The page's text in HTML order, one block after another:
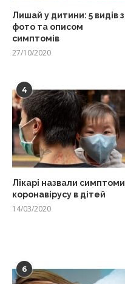
Лишай у дитини: 5 видів з
фото та описом
симптомів
27/10/2020
4
Лікарі назвали симптоми
коронавірусу в дітей
14/03/2020
6